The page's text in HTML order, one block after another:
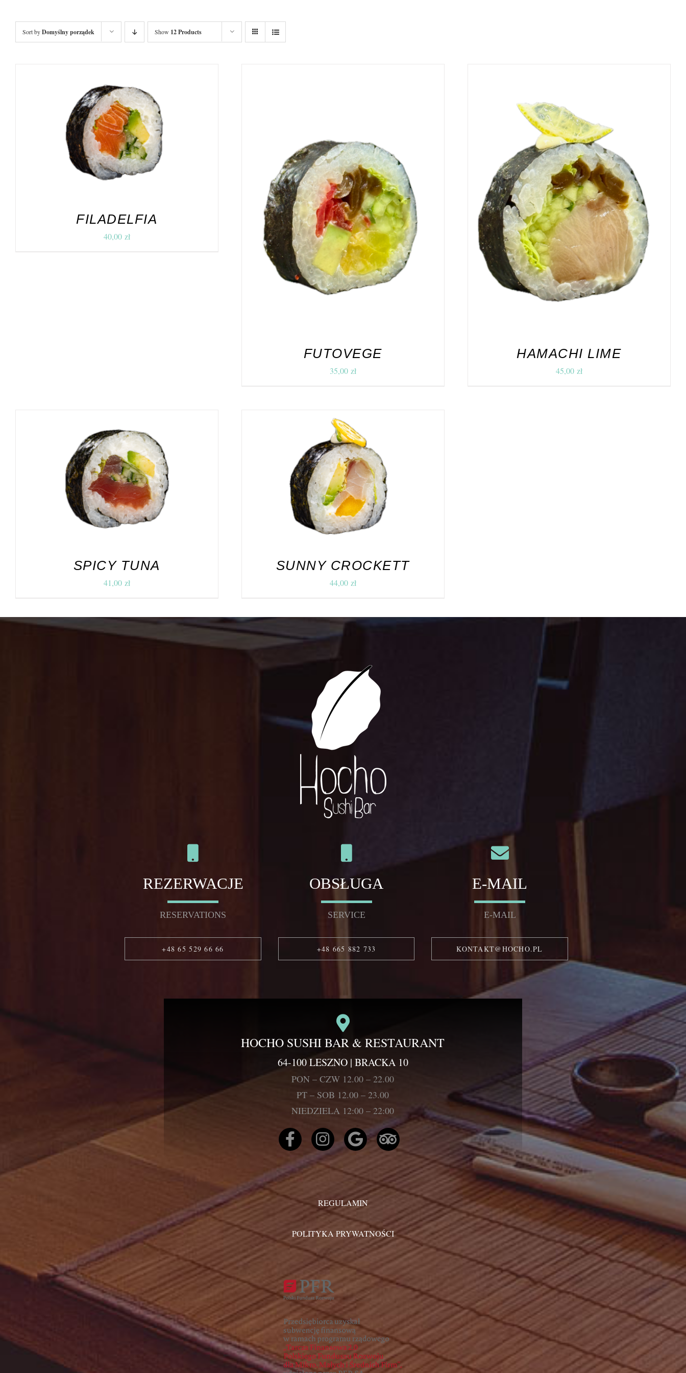
Sort byDomyślny porządek Show 12 Products
DODAJ DO KOSZYKA / SZCZEGÓŁY
FILADELFIA
40,00 zł
DODAJ DO KOSZYKA / SZCZEGÓŁY
FUTOVEGE
35,00 zł
DODAJ DO KOSZYKA / SZCZEGÓŁY
HAMACHI LIME
45,00 zł
DODAJ DO KOSZYKA / SZCZEGÓŁY
SPICY TUNA
41,00 zł
DODAJ DO KOSZYKA SZCZEGÓŁY
SUNNY CROCKETT
44,00 zł
REZERWACJE
RESERVATIONS
+48 65 529 66 66
OBSŁUGA
SERVICE
+48 665 882 733
E-MAIL
E-MAIL
KONTAKT@HOCHO.PL
HOCHO SUSHI BAR & RESTAURANT
64-100 LESZNO | BRACKA 10
PON – CZW 12.00 – 22.00
PT – SOB 12.00 – 23.00
NIEDZIELA 12:00 – 22:00
REGULAMIN
POLITYKA PRYWATNOŚCI